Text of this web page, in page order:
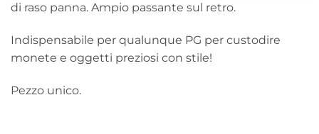
di raso panna. Ampio passante sul retro.
Indispensabile per qualunque PG per custodire
monete e oggetti preziosi con stile!
Pezzo unico.